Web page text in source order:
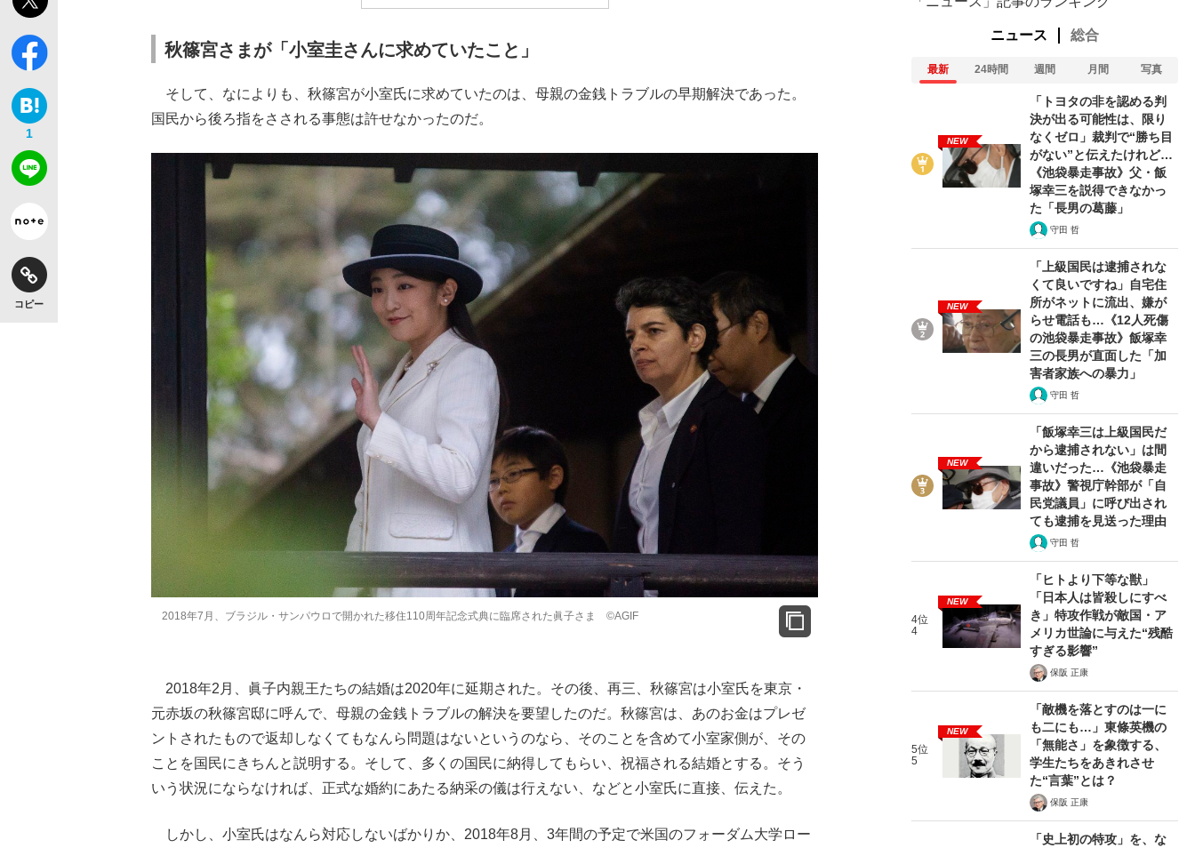
1
コピー
秋篠宮さまが「小室圭さんに求めていたこと」
そして、なによりも、秋篠宮が小室氏に求めていたのは、母親の金銭トラブルの早期解決であった。
国民から後ろ指をさされる事態は許せなかったのだ。
2018年7月、ブラジル・サンパウロで開かれた移住110周年記念式典に臨席された眞子さま ©AGIF
2018年2月、眞子内親王たちの結婚は2020年に延期された。その後、再三、秋篠宮は小室氏を東京・
元赤坂の秋篠宮邸に呼んで、母親の金銭トラブルの解決を要望したのだ。秋篠宮は、あのお金はプレゼ
ントされたもので返却しなくてもなんら問題はないというのなら、そのことを含めて小室家側が、その
ことを国民にきちんと説明する。そして、多くの国民に納得してもらい、祝福される結婚とする。そう
いう状況にならなければ、正式な婚約にあたる納采の儀は行えない、などと小室氏に直接、伝えた。
しかし、小室氏はなんら対応しないばかりか、2018年8月、3年間の予定で米国のフォーダム大学ロー
ニュース 総合
最新 24時間 週間 月間 写真
NEW
「トヨタの非を認める判
決が出る可能性は、限り
なくゼロ」裁判で“勝ち目
がない”と伝えたけれど…
《池袋暴走事故》父・飯
塚幸三を説得できなかっ
た「長男の葛藤」
守田 哲
NEW
「上級国民は逮捕されな
くて良いですね」自宅住
所がネットに流出、嫌が
らせ電話も…《12人死傷
の池袋暴走事故》飯塚幸
三の長男が直面した「加
害者家族への暴力」
守田 哲
NEW
「飯塚幸三は上級国民だ
から逮捕されない」は間
違いだった…《池袋暴走
事故》警視庁幹部が「自
民党議員」に呼び出され
ても逮捕を見送った理由
守田 哲
4位
4
NEW
「ヒトより下等な獣」
「日本人は皆殺しにすべ
き」特攻作戦が敵国・ア
メリカ世論に与えた“残酷
すぎる影響”
保阪 正康
5位
5
NEW
「敵機を落とすのは一に
も二にも…」東條英機の
「無能さ」を象徴する、
学生たちをあきれさせ
た“言葉”とは？
保阪 正康
「史上初の特攻」を、な